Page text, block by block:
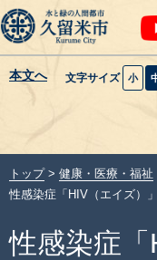
本文へ 文字サイズ 小
暮らし・届出
健康・医療・福祉
観光魅力・イベ
トップ> 健康・医療・福祉
性感染症「HIV（エイズ）
性感染症